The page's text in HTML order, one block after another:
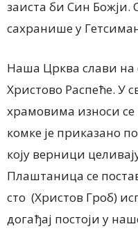
заиста би Син Божји.
сахранише у
Наша Црква слави на
Христово Распеће.
храмовима износи
комке је приказано
коју верници
Плаштаница се
сто (Христов Гроб)
догађај постоји у